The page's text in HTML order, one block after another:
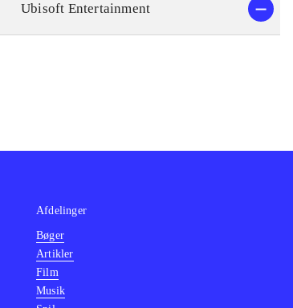
Ubisoft Entertainment
Afdelinger
Bøger
Artikler
Film
Musik